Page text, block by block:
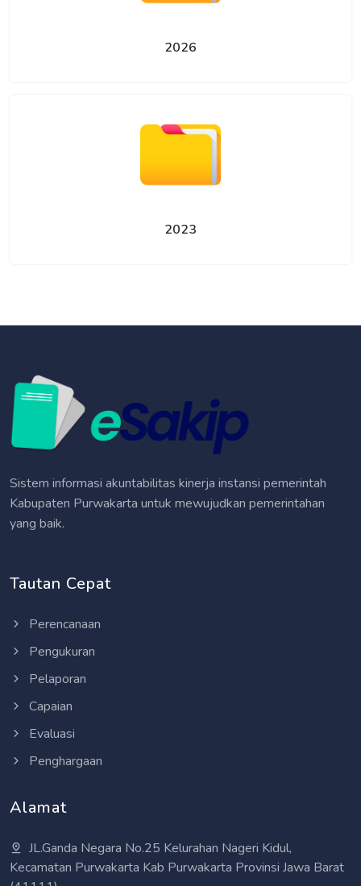
2026
2023
Sistem informasi akuntabilitas kinerja instansi pemerintah
Kabupaten Purwakarta untuk mewujudkan pemerintahan
yang baik.
Tautan Cepat
Perencanaan
Pengukuran
Pelaporan
Capaian
Evaluasi
Penghargaan
Alamat
JL.Ganda Negara No.25 Kelurahan Nageri Kidul,
Kecamatan Purwakarta Kab Purwakarta Provinsi Jawa Barat